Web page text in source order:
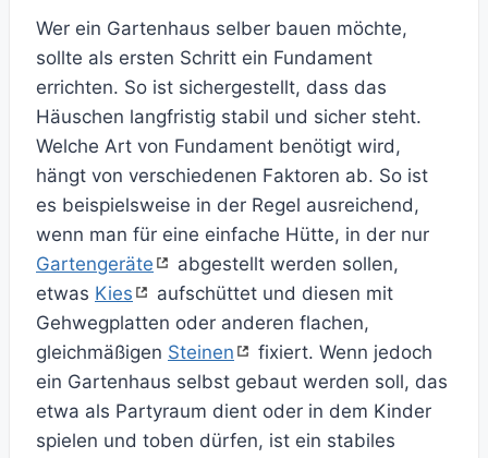
Wer ein Gartenhaus selber bauen möchte,
sollte als ersten Schritt ein Fundament
errichten. So ist sichergestellt, dass das
Häuschen langfristig stabil und sicher steht.
Welche Art von Fundament benötigt wird,
hängt von verschiedenen Faktoren ab. So ist
es beispielsweise in der Regel ausreichend,
wenn man für eine einfache Hütte, in der nur
Gartengeräte
abgestellt werden sollen,
etwas Kies
aufschüttet und diesen mit
Gehwegplatten oder anderen flachen,
gleichmäßigen Steinen
fixiert. Wenn jedoch
ein Gartenhaus selbst gebaut werden soll, das
etwa als Partyraum dient oder in dem Kinder
spielen und toben dürfen, ist ein stabiles